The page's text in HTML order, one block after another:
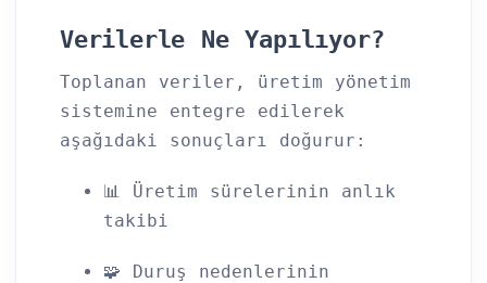
Verilerle Ne Yapılıyor?
Toplanan veriler, üretim yönetim
sistemine entegre edilerek
aşağıdaki sonuçları doğurur:
📊 Üretim sürelerinin anlık
takibi
🧩 Duruş nedenlerinin